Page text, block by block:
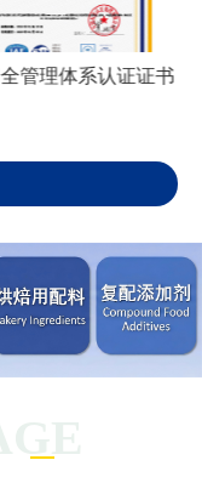
管理体系认证证书